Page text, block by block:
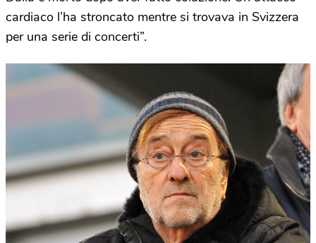
cardiaco l’ha stroncato mentre si trovava in Svizzera
per una serie di concerti”.